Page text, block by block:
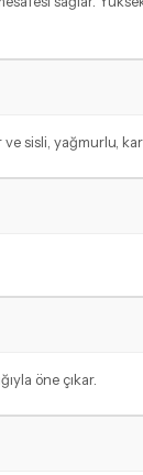
sisli, yağmurlu,
öne çıkar.